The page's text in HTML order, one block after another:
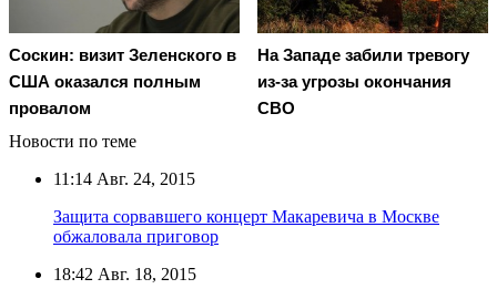
Соскин: визит Зеленского в
США оказался полным
провалом
На Западе забили тревогу
из-за угрозы окончания
СВО
Новости по теме
11:14 Авг. 24, 2015
Защита сорвавшего концерт Макаревича в Москве
обжаловала приговор
18:42 Авг. 18, 2015